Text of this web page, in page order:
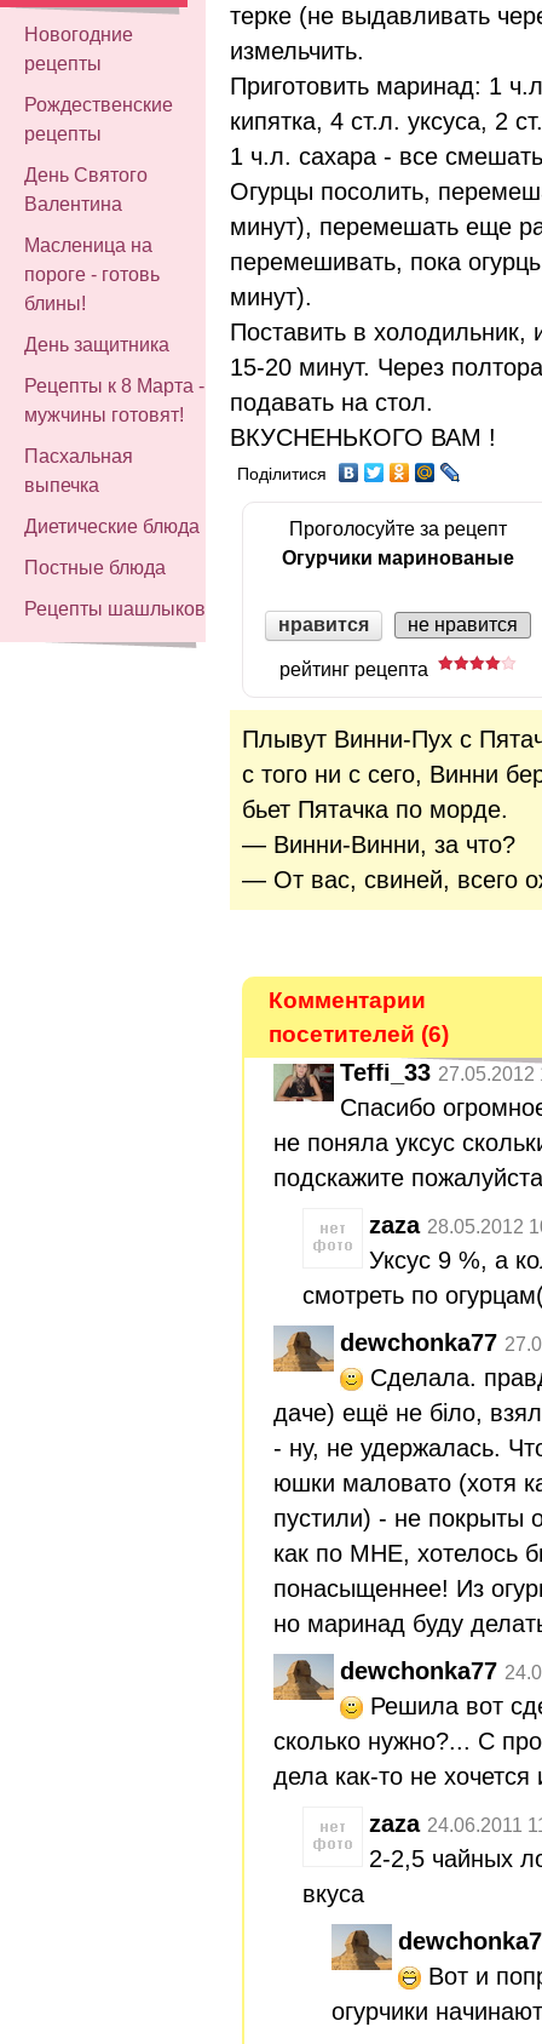
Новогодние
рецепты
Рождественские
рецепты
День Святого
Валентина
Масленица на
пороге - готовь
блины!
День защитника
Рецепты к 8 Марта -
мужчины готовят!
Пасхальная
выпечка
Диетические блюда
Постные блюда
Рецепты шашлыков
терке (не выдавливать
измельчить.
Приготовить маринад: 1
кипятка, 4 ст.л. уксуса, 2
1 ч.л. сахара - все
Огурцы посолить,
минут), перемешать еще
перемешивать, пока
минут).
Поставить в
15-20 минут. Через
подавать на стол.
ВКУСНЕНЬКОГО ВАМ !
Поділитися
Проголосуйте за рецепт
Огурчики маринованые
нравится не нравится
рейтинг рецепта
Плывут Винни-Пух с
с того ни с сего, Винни
бьет Пятачка по морде.
— Винни-Винни, за что?
— От вас, свиней, всего
Комментарии
посетителей (6)
Teffi_33 27.05.2012
Спасибо
не поняла уксус
подскажите
zaza 28.05.2012
Уксус 9 %, а
смотреть по
dewchonka77
Сделала.
даче) ещё не біло,
- ну, не удержалась.
юшки маловато (хотя
пустили) - не
как по МНЕ, хотелось
понасыщеннее! Из
но маринад буду
dewchonka77
Решила вот
сколько нужно?... С
дела как-то не хочется
zaza 24.06.2011
2-2,5 чайных
вкуса
Вот и
огурчики